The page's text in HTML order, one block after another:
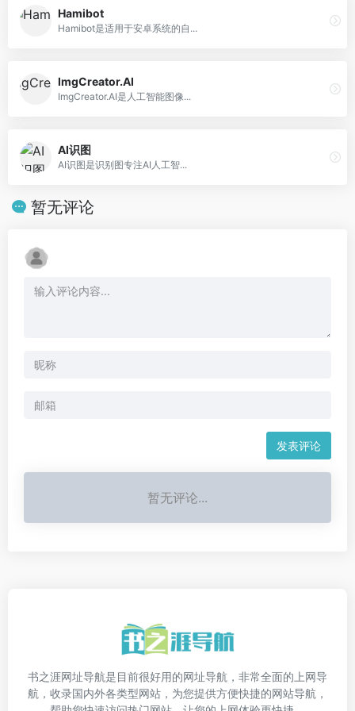
Hamibot
Hamibot是适用于安卓系统的自...
ImgCreator.AI
ImgCreator.AI是人工智能图像...
AI识图
AI识图是识别图专注AI人工智...
暂无评论
发表评论
暂无评论...
书之涯网址导航是目前很好用的网址导航，非常全面的上网导
航，收录国内外各类型网站，为您提供方便快捷的网站导航，